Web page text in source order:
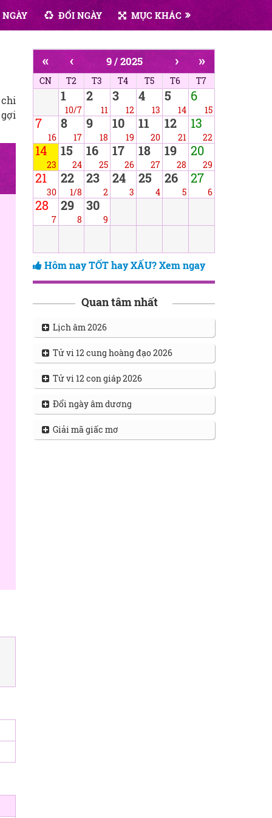
ĐỔI NGÀY MỤC KHÁC
« ‹ 9 / 2025 › »
CN T2 T3 T4 T5 T6 T7
1
10/7
2
11
3
12
4
13
5
14
6
15
7
16
8
17
9
18
10
19
11
20
12
21
13
22
14
23
15
24
16
25
17
26
18
27
19
28
20
29
21
30
22
1/8
23
2
24
3
25
4
26
5
27
6
28
7
29
8
30
9
Hôm nay TỐT hay XẤU? Xem ngay
Quan tâm nhất
Lịch âm 2026
Tử vi 12 cung hoàng đạo 2026
Tử vi 12 con giáp 2026
Đổi ngày âm dương
Giải mã giấc mơ